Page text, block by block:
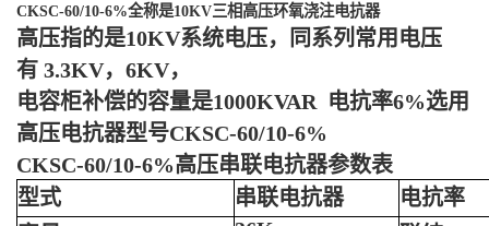
CKSC-60/10-6%全称是10KV三相高压环氧浇注电抗器
高压指的是10KV系统电压，同系列常用电压
有 3.3KV，6KV，
电容柜补偿的容量是1000KVAR 电抗率6%选用
高压电抗器型号CKSC-60/10-6%
CKSC-60/10-6%高压串联电抗器参数表
型式
串联电抗器
电抗率